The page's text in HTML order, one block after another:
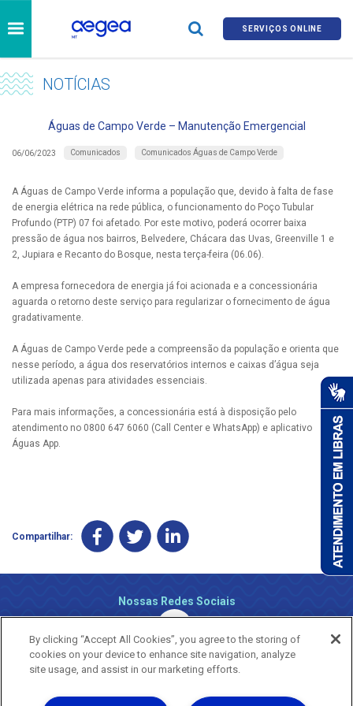
SERVIÇOS ONLINE
NOTÍCIAS
Águas de Campo Verde – Manutenção Emergencial
06/06/2023 Comunicados Comunicados Águas de Campo Verde
A Águas de Campo Verde informa a população que, devido à falta de fase
de energia elétrica na rede pública, o funcionamento do Poço Tubular
Profundo (PTP) 07 foi afetado. Por este motivo, poderá ocorrer baixa
pressão de água nos bairros, Belvedere, Chácara das Uvas, Greenville 1 e
2, Jupiara e Recanto do Bosque, nesta terça-feira (06.06).
A empresa fornecedora de energia já foi acionada e a concessionária
aguarda o retorno deste serviço para regularizar o fornecimento de água
gradativamente.
A Águas de Campo Verde pede a compreensão da população e orienta que
nesse período, a água dos reservatórios internos e caixas d’água seja
utilizada apenas para atividades essenciais.
Para mais informações, a concessionária está à disposição pelo
atendimento no 0800 647 6060 (Call Center e WhatsApp) e aplicativo
Águas App.
Compartilhar:
Nossas Redes Sociais
By clicking “Accept All Cookies”, you agree to the storing of
cookies on your device to enhance site navigation, analyze
site usage, and assist in our marketing efforts.